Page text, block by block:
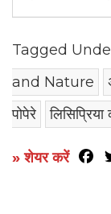
Tagged
and Nature
पोपेरे
» शेयर करें